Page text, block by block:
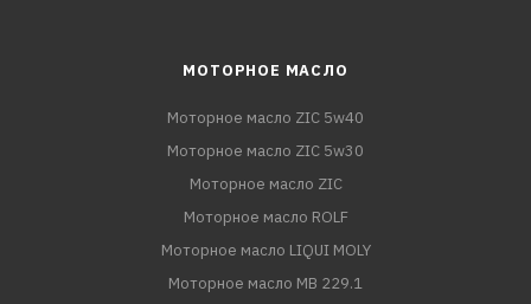
МОТОРНОЕ МАСЛО
Моторное масло ZIC 5w40
Моторное масло ZIC 5w30
Моторное масло ZIC
Моторное масло ROLF
Моторное масло LIQUI MOLY
Моторное масло MB 229.1